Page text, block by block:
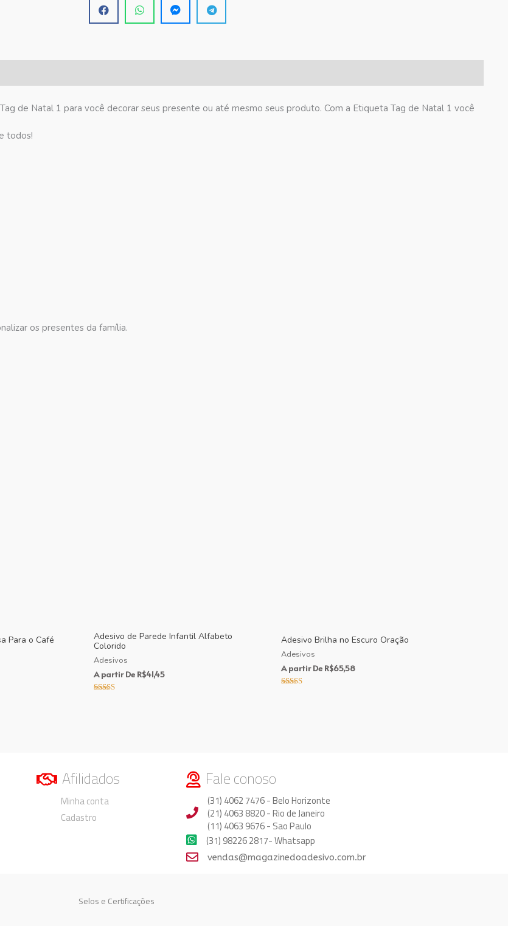
de Natal 1 para você decorar seus presente ou até mesmo seus produto. Com a Etiqueta Tag de Natal 1 você
todos!
os presentes da família.
Para o Café
Adesivo de Parede Infantil Alfabeto
Colorido
Adesivos
A partir De R$41,45
Adesivo Brilha no Escuro Oração
Adesivos
A partir De R$65,58
Duvidas
Afilidados
Minha conta
Cadastro
Duvidas
Fale conoso
(31) 4062 7476 - Belo Horizonte
(21) 4063 8820 - Rio de Janeiro
(11) 4063 9676 - Sao Paulo
(31) 98226 2817- Whatsapp
vendas@magazinedoadesivo.com.br
Selos e Certificações